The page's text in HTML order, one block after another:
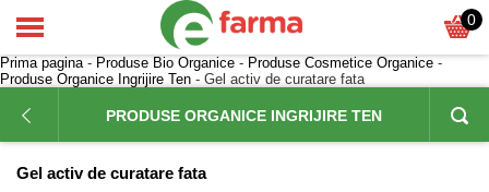
0
Prima pagina- Produse Bio Organice - Produse Cosmetice Organice -
Produse Organice Ingrijire Ten - Gel activ de curatare fata
PRODUSE ORGANICE INGRIJIRE TEN
Gel activ de curatare fata